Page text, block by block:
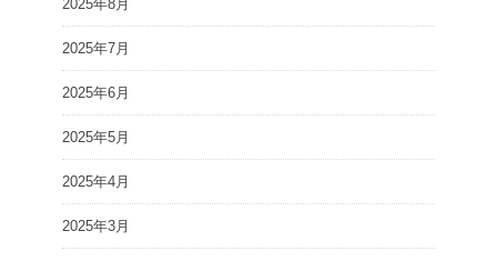
2025年8月
2025年7月
2025年6月
2025年5月
2025年4月
2025年3月